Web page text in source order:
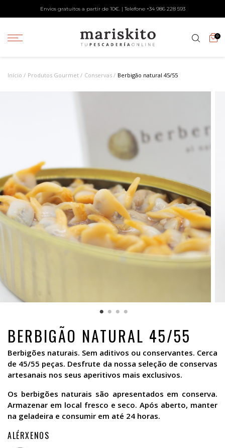
Envios gratuitos a partir de 10€. | Telefone +34 986 228 593
0
Início Produtos Gourmet Conservas Berbigão natural 45/55
BERBIGÃO NATURAL 45/55
Berbigões naturais. Sem aditivos ou conservantes. Cerca
de 45/55 peças. Desfrute da nossa seleção de conservas
artesanais nos seus aperitivos mais exclusivos.
Os berbigões naturais são apresentados em conserva.
Armazenar em local fresco e seco. Após aberto, manter
na geladeira e consumir em até 24 horas.
ALÉRXENOS